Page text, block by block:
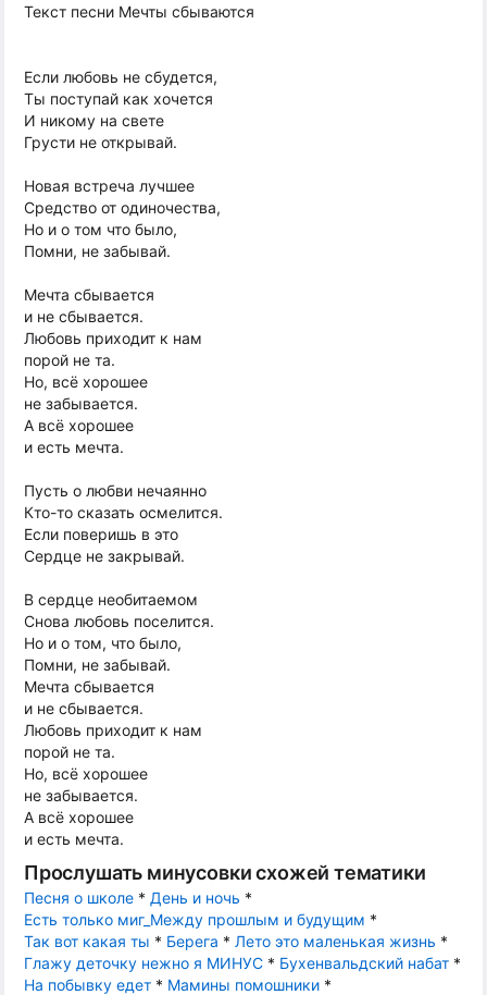
Текст песни Мечты сбываются
Если любовь не сбудется,
Ты поступай как хочется
И никому на свете
Грусти не открывай.
Новая встреча лучшее
Средство от одиночества,
Но и о том что было,
Помни, не забывай.
Мечта сбывается
и не сбывается.
Любовь приходит к нам
порой не та.
Но, всё хорошее
не забывается.
А всё хорошее
и есть мечта.
Пусть о любви нечаянно
Кто-то сказать осмелится.
Если поверишь в это
Сердце не закрывай.
В сердце необитаемом
Снова любовь поселится.
Но и о том, что было,
Помни, не забывай.
Мечта сбывается
и не сбывается.
Любовь приходит к нам
порой не та.
Но, всё хорошее
не забывается.
А всё хорошее
и есть мечта.
Прослушать минусовки схожей тематики
Песня о школе * День и ночь *
Есть только миг_Между прошлым и будущим *
Так вот какая ты * Берега * Лето это маленькая жизнь *
Глажу деточку нежно я МИНУС * Бухенвальдский набат *
На побывку едет * Мамины помошники *